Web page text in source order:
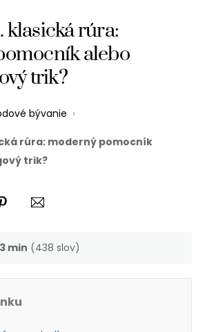
klasická rúra:
alebo
trik?
bývanie ›
rúra: moderný pomocník
trik?
3 min (438 slov)